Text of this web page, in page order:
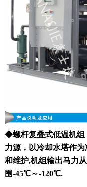
◆螺杆复叠式低温机组
力源，以冷却水塔作
和维护,机组输出马力
围-45℃～-120℃.